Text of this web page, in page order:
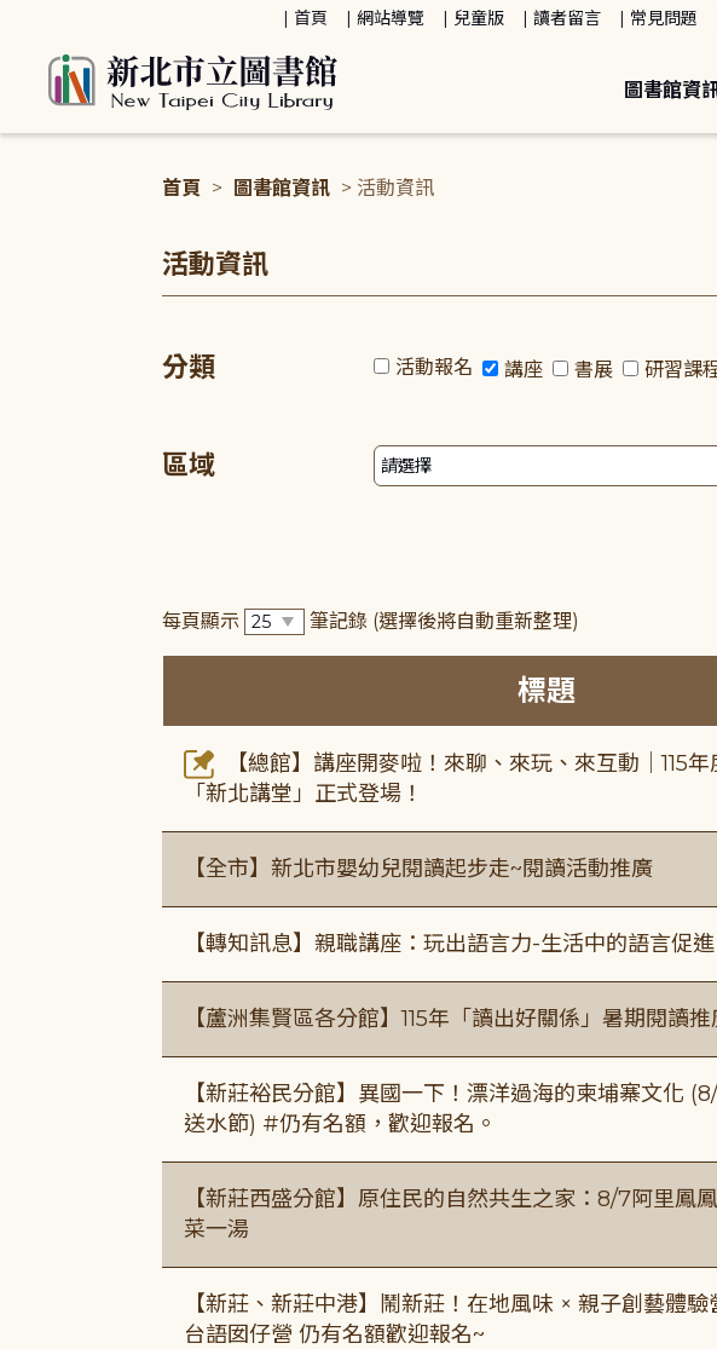
首頁 網站導覽 兒童版 讀者留言 常見問題
圖書館資
首頁 > 圖書館資訊 > 活動資訊
活動資訊
分類 活動報名 講座 書展 研習課
區域
每頁顯示 筆記錄 (選擇後將自動重新整理)
標題
【總館】講座開麥啦！來聊、來玩、來互動｜115
「新北講堂」正式登場！
【全市】新北市嬰幼兒閱讀起步走~閱讀活動推廣
【轉知訊息】親職講座：玩出語言力-生活中的語言促
【蘆洲集賢區各分館】115年「讀出好關係」暑期閱讀
【新莊裕民分館】異國一下！漂洋過海的柬埔寨文化
送水節) #仍有名額，歡迎報名。
【新莊西盛分館】原住民的自然共生之家：8/7阿里鳳
菜一湯
【新莊、新莊中港】鬧新莊！在地風味 × 親子創藝體
台語囡仔營 仍有名額歡迎報名~